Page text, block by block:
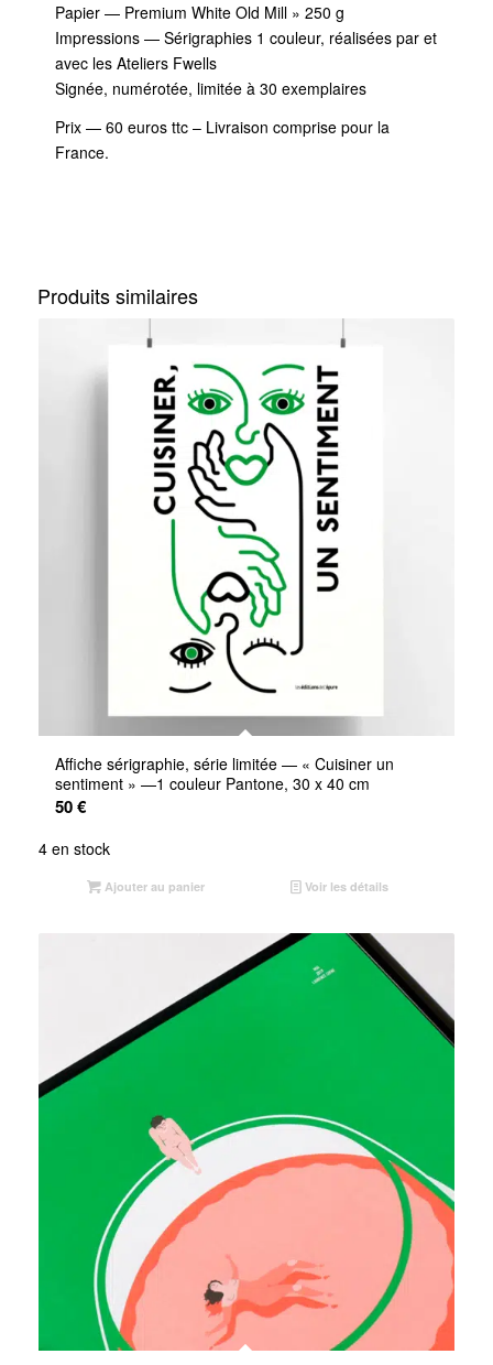
Papier — Premium White Old Mill » 250 g
Impressions — Sérigraphies 1 couleur, réalisées par et
avec les Ateliers Fwells
Signée, numérotée, limitée à 30 exemplaires
Prix — 60 euros ttc – Livraison comprise pour la
France.
Produits similaires
Affiche sérigraphie, série limitée — « Cuisiner un
sentiment » —1 couleur Pantone, 30 x 40 cm
50€
4 en stock
Ajouter au panier Voir les détails